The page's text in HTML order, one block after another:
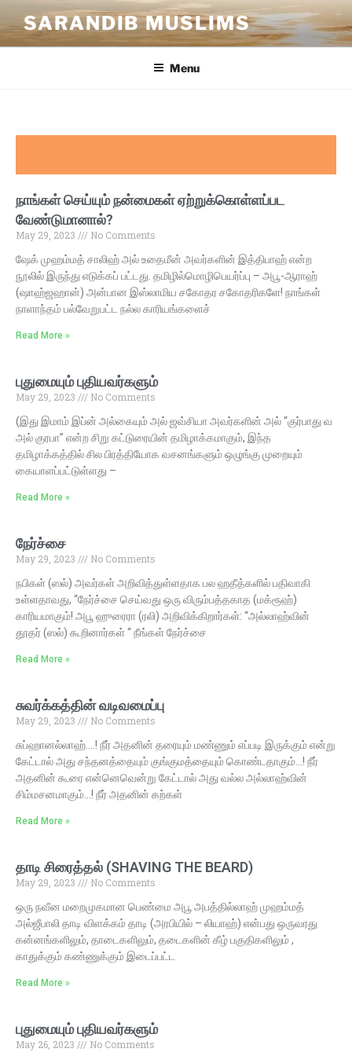
SARANDIB MUSLIMS
Menu
நாங்கள் செய்யும் நன்மைகள் ஏற்றுக்கொள்ளப்பட
வேண்டுமானால்?
May 29, 2023
No Comments
ஷேக் முஹம்மத் சாலிஹ் அல் உதைமீன் அவர்களின் இத்திபாஹ் என்ற
நூலில் இருந்து எடுக்கப் பட்டது. தமிழில்மொழிபெயர்ப்பு – அபூ-ஆராஹ்
(ஷாஹ்ஜஹான்) அன்பான இஸ்லாமிய சகோதர சகோதரிகளே! நாங்கள்
நாளாந்தம் பல்வேறுபட்ட நல்ல காரியங்களைச்
Read More »
புதுமையும் புதியவர்களும்
May 29, 2023
No Comments
(இது இமாம் இப்ன் அல்கையும் அல் ஜவ்சியா அவர்களின் அல் “குர்பாது வ
அல் குரபா” என்ற சிறு கட்டுரையின் தமிழாக்கமாகும், இந்த
தமிழாக்கத்தில் சில பிரத்தியோக வசனங்களும் ஒழுங்கு முறையும்
கையாளப்பட்டுள்ளது –
Read More »
நேர்ச்சை
May 29, 2023
No Comments
நபிகள் (ஸல்) அவர்கள் அறிவித்துள்ளதாக பல ஹதீத்களில் பதிவாகி
உள்ளதாவது, “நேர்ச்சை செய்வது ஒரு விரும்பத்தகாத (மக்ரூஹ்)
காரியமாகும்! அபூ ஹுரைரா (ரலி) அறிவிக்கிறார்கள்: “அல்லாஹ்வின்
தூதர் (ஸல்) கூறினார்கள் “ நீங்கள் நேர்ச்சை
Read More »
சுவர்க்கத்தின் வடிவமைப்பு
May 29, 2023
No Comments
சுப்ஹானல்லாஹ்….! நீர் அதனின் தரையும் மண்ணும் எப்படி இருக்கும் என்று
கேட்டால் அது சந்தனத்தையும் குங்குமத்தையும் கொண்டதாகும்…! நீர்
அதனின் கூரை என்னெவென்று கேட்டால் அது வல்ல அல்லாஹ்வின்
சிம்மசனமாகும்…! நீர் அதனின் கற்கள்
Read More »
தாடி சிரைத்தல் (SHAVING THE BEARD)
May 29, 2023
No Comments
ஒரு நவீன மறைமுகமான பெண்மை அபூ அபத்தில்லாஹ் முஹம்மத்
அல்ஜீபாலி தாடி விளக்கம் தாடி (அரபியில் – லியாஹ்) என்பது ஒருவரது
கன்னங்களிலும், தாடைகளிலும், தடைகளின் கீழ் பகுதிகளிலும் ,
காதுக்கும் கண்ணுக்கும் இடைப்பட்ட
Read More »
புதுமையும் புதியவர்களும்
May 26, 2023 No Comments